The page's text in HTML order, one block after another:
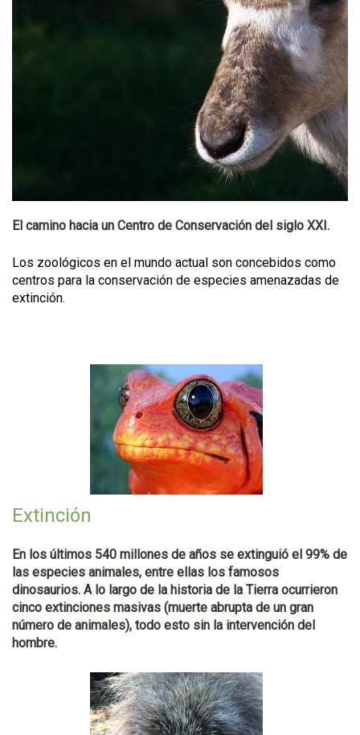
El camino hacia un Centro de Conservación del siglo XXI.
Los zoológicos en el mundo actual son concebidos como
centros para la conservación de especies amenazadas de
extinción.
Extinción
En los últimos 540 millones de años se extinguió el 99% de
las especies animales, entre ellas los famosos
dinosaurios. A lo largo de la historia de la Tierra ocurrieron
cinco extinciones masivas (muerte abrupta de un gran
número de animales), todo esto sin la intervención del
hombre.